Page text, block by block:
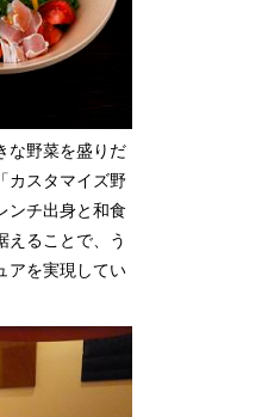
な野菜を盛りだ
カスタマイズ野
ンチ出身と和食
えることで、う
アを実現してい